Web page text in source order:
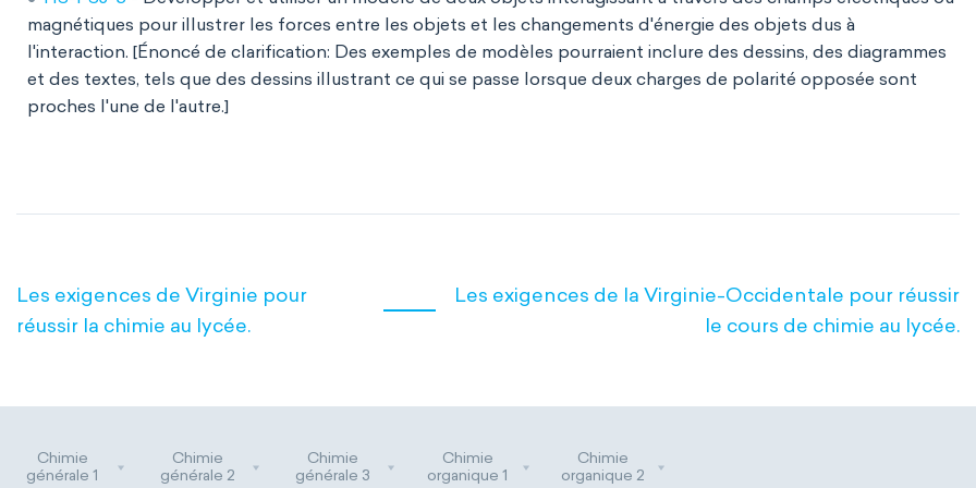
magnétiques pour illustrer les forces entre les objets et les changements d'énergie des objets dus à
l'interaction. [Énoncé de clarification: Des exemples de modèles pourraient inclure des dessins, des diagrammes
et des textes, tels que des dessins illustrant ce qui se passe lorsque deux charges de polarité opposée sont
proches l'une de l'autre.]
Les exigences de Virginie pour
réussir la chimie au lycée.
Les exigences de la Virginie-Occidentale pour réussir
le cours de chimie au lycée.
Chimie
générale 1
Chimie
générale 2
Chimie
générale 3
Chimie
organique 1
Chimie
organique 2